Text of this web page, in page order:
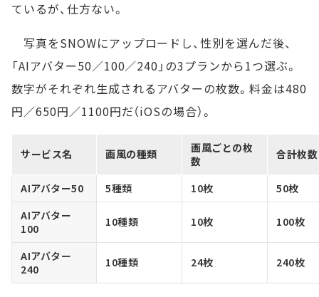
ているが、仕方ない。
写真をSNOWにアップロードし、性別を選んだ後、
「AIアバター50／100／240」の3プランから1つ選ぶ。
数字がそれぞれ生成されるアバターの枚数。料金は480
円／650円／1100円だ（iOSの場合）。
サービス名 画風の種類
画風ごとの枚
数
合計枚数
AIアバター50 5種類 10枚
50枚
AIアバター
100
10種類 10枚 100枚
AIアバター
240
10種類 24枚 240枚